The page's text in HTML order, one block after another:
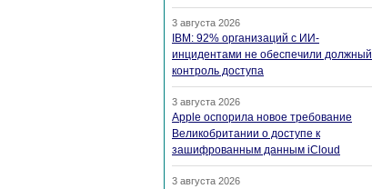
3 августа 2026
IBM: 92% организаций с ИИ-
инцидентами не обеспечили должный
контроль доступа
3 августа 2026
Apple оспорила новое требование
Великобритании о доступе к
зашифрованным данным iCloud
3 августа 2026